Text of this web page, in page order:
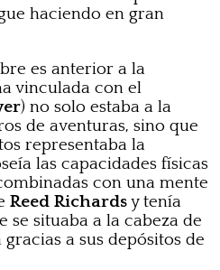
haciendo en gran
es anterior a la
vinculada con el
) no solo estaba a la
de aventuras, sino que
representaba la
las capacidades físicas
con una mente
Reed Richardsy tenía
se situaba a la cabeza de
a sus depósitos de